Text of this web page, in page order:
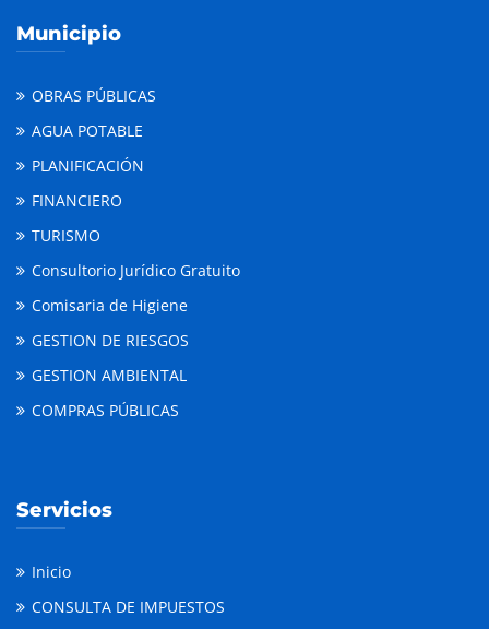
Municipio
OBRAS PÚBLICAS
AGUA POTABLE
PLANIFICACIÓN
FINANCIERO
TURISMO
Consultorio Jurídico Gratuito
Comisaria de Higiene
GESTION DE RIESGOS
GESTION AMBIENTAL
COMPRAS PÚBLICAS
Servicios
Inicio
CONSULTA DE IMPUESTOS